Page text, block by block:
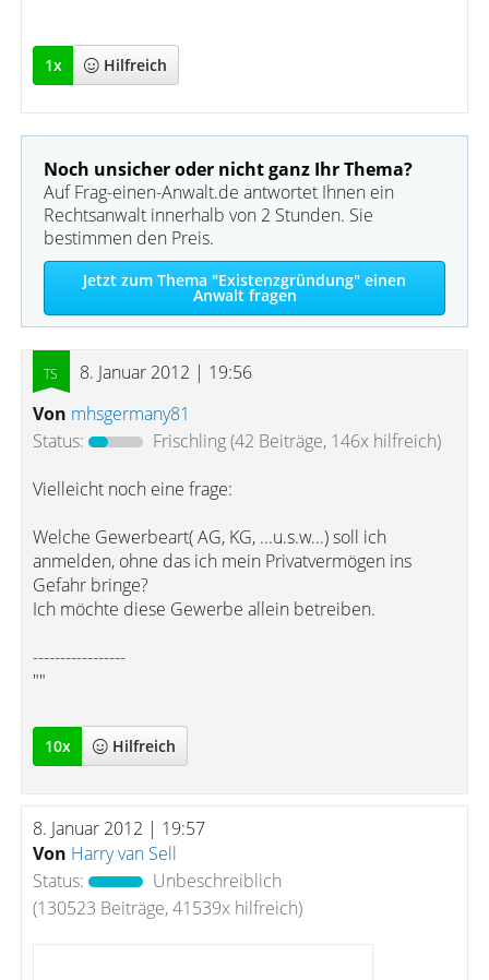
1x Hilfreich
Noch unsicher oder nicht ganz Ihr Thema?
Auf Frag-einen-Anwalt.de antwortet Ihnen ein
Rechtsanwalt innerhalb von 2 Stunden. Sie
bestimmen den Preis.
Jetzt zum Thema "Existenzgründung" einen
Anwalt fragen
8. Januar 2012 | 19:56
Von mhsgermany81
Status:
Frischling(42 Beiträge, 146x hilfreich)
Vielleicht noch eine frage:
Welche Gewerbeart( AG, KG, ...u.s.w...) soll ich
anmelden, ohne das ich mein Privatvermögen ins
Gefahr bringe?
Ich möchte diese Gewerbe allein betreiben.
-----------------
""
10x Hilfreich
8. Januar 2012 | 19:57
Von Harry van Sell
Status:
Unbeschreiblich
(130523 Beiträge, 41539x hilfreich)